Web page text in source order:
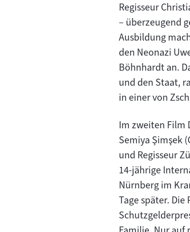
Regisseur
– überzeugend
Ausbildung
den Neonazi
Böhnhardt an.
und den Staat,
in einer von
Im zweiten Film
Semiya Şimşek
und Regisseur
14-jährige
Nürnberg im
Tage später.